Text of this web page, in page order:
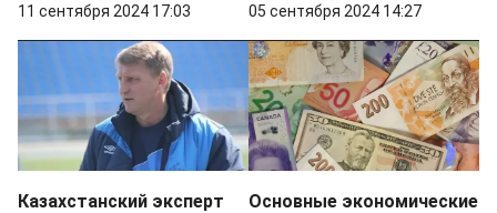
11 сентября 2024 17:03 05 сентября 2024 14:27
Казахстанский эксперт
Основные экономические